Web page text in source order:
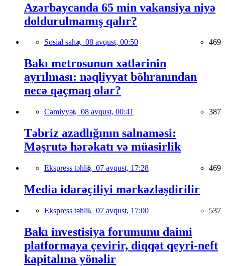
Azərbaycanda 65 min vakansiya niyə
doldurulmamış qalır?
Sosial sahə, 08 avqust, 00:50 469
Bakı metrosunun xətlərinin
ayrılması: nəqliyyat böhranından
necə qaçmaq olar?
Cəmiyyət, 08 avqust, 00:41 387
Təbriz azadlığının salnaməsi:
Məşrutə hərəkatı və müasirlik
Ekspress təhlil, 07 avqust, 17:28 469
Media idarəçiliyi mərkəzləşdirilir
Ekspress təhlil, 07 avqust, 17:00 537
Bakı investisiya forumunu daimi
platformaya çevirir, diqqət qeyri-neft
kapitalına yönəlir